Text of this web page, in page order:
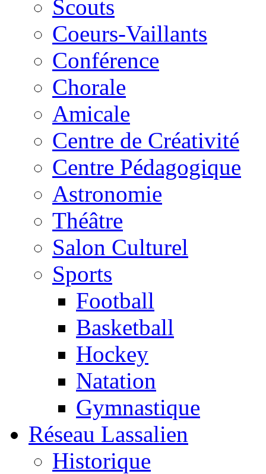
Scouts
Coeurs-Vaillants
Conférence
Chorale
Amicale
Centre de Créativité
Centre Pédagogique
Astronomie
Théâtre
Salon Culturel
Sports
Football
Basketball
Hockey
Natation
Gymnastique
Réseau Lassalien
Historique